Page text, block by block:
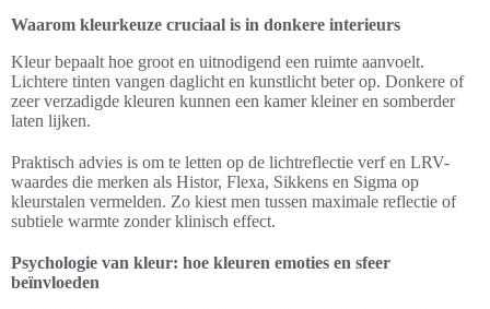
Waarom kleurkeuze cruciaal is in donkere interieurs
Kleur bepaalt hoe groot en uitnodigend een ruimte aanvoelt.
Lichtere tinten vangen daglicht en kunstlicht beter op. Donkere of
zeer verzadigde kleuren kunnen een kamer kleiner en somberder
laten lijken.
Praktisch advies is om te letten op de lichtreflectie verf en LRV-
waardes die merken als Histor, Flexa, Sikkens en Sigma op
kleurstalen vermelden. Zo kiest men tussen maximale reflectie of
subtiele warmte zonder klinisch effect.
Psychologie van kleur: hoe kleuren emoties en sfeer
beïnvloeden